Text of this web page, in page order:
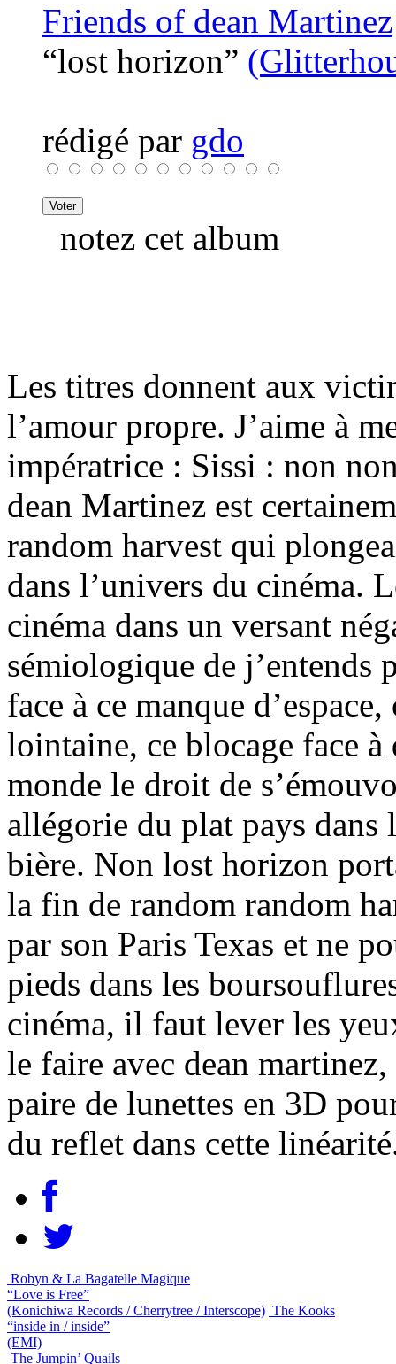
Friends of dean Martinez
“lost horizon”
rédigé par gdo
notez cet album
Les titres donnent aux
l’amour propre. J’aime à
impératrice : Sissi : non
dean Martinez est
random harvest qui
dans l’univers du cinéma.
cinéma dans un versant
sémiologique de j’entends
face à ce manque
lointaine, ce blocage face
monde le droit de
allégorie du plat pays dans
bière. Non lost horizon
la fin de random random
par son Paris Texas et ne
pieds dans les
cinéma, il faut lever les
le faire avec dean
paire de lunettes en 3D
du reflet dans cette
Robyn & La Bagatelle Magique
“Love is Free”
(Konichiwa Records / Cherrytree / Interscope) The Kooks
“inside in / inside”
(EMI)
The Jumpin’ Quails